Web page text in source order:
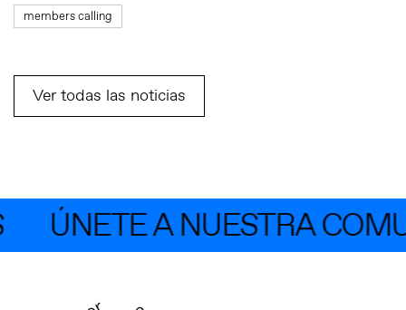
members calling
Ver todas las noticias
ÚNETE A NUESTRA